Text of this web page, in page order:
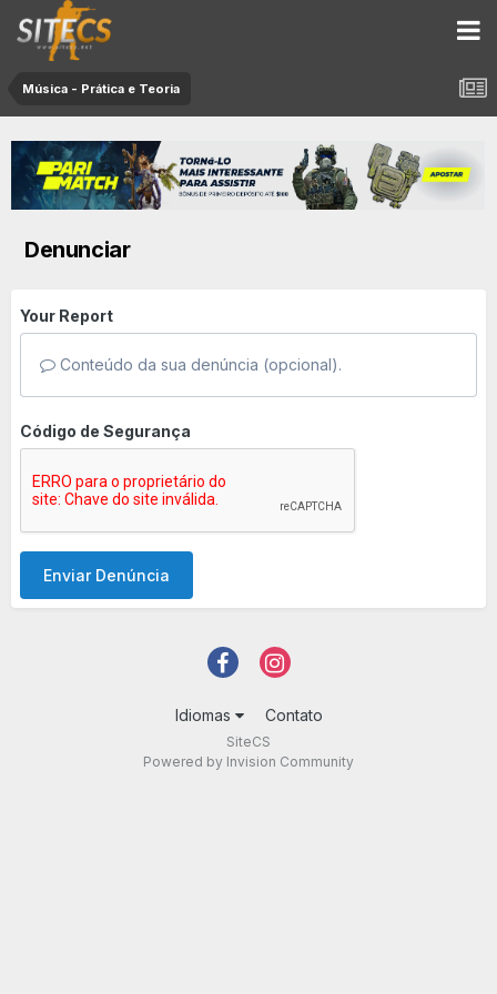
Música - Prática e Teoria
Denunciar
Your Report
Conteúdo da sua denúncia (opcional).
Código de Segurança
Enviar Denúncia
Idiomas Contato
SiteCS
Powered by Invision Community